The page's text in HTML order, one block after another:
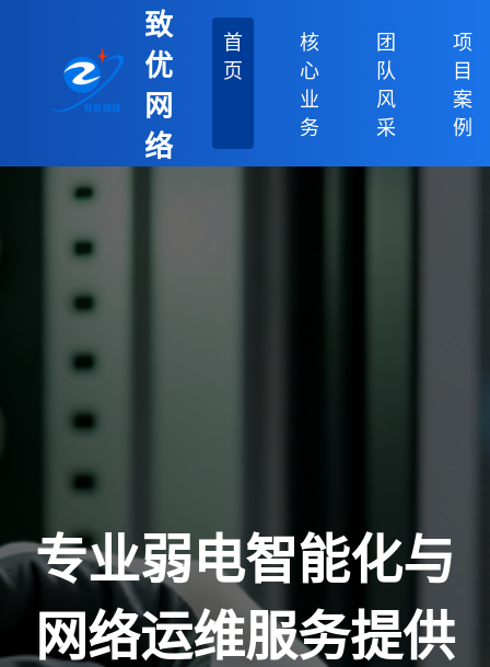
致
优
网
络
首
页
核
心
业
务
团
队
风
采
项
目
案
例
专业弱电智能化与
网络运维服务提供